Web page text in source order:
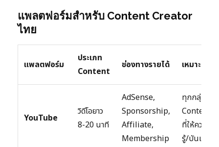
แพลตฟอร์มสำหรับ Content Creator
ไทย
แพลตฟอร์ม
ประเภท
Content
ช่องทางรายได้ เหมาะกับ
YouTube
วิดีโอยาว
8-20 นาที
AdSense,
Sponsorship,
Affiliate,
Membership
ทุกกลุ่ม
Content
ที่ให้ความ
รู้/บันเทิง